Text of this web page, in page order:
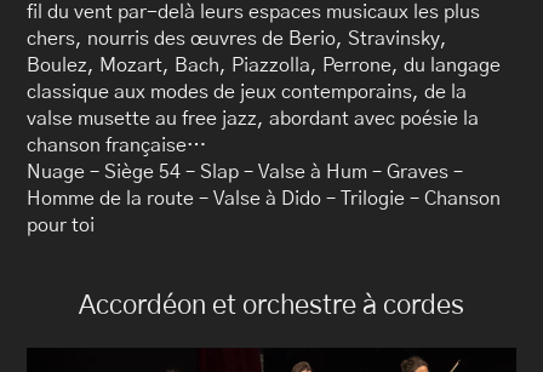
fil du vent par-delà leurs espaces musicaux les plus
chers, nourris des œuvres de Berio, Stravinsky,
Boulez, Mozart, Bach, Piazzolla, Perrone, du langage
classique aux modes de jeux contemporains, de la
valse musette au free jazz, abordant avec poésie la
chanson française…
Nuage – Siège 54 – Slap – Valse à Hum – Graves –
Homme de la route – Valse à Dido –
Trilogie – Chanson
pour toi
Accordéon et orchestre à cordes